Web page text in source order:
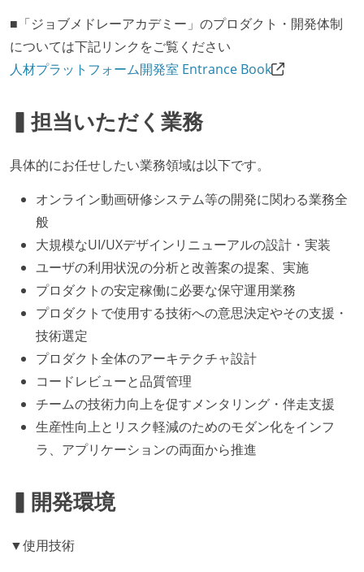
■「ジョブメドレーアカデミー」のプロダクト・開発体制
については下記リンクをご覧ください
人材プラットフォーム開発室 Entrance Book
▍担当いただく業務
具体的にお任せしたい業務領域は以下です。
オンライン動画研修システム等の開発に関わる業務全
般
大規模なUI/UXデザインリニューアルの設計・実装
ユーザの利用状況の分析と改善案の提案、実施
プロダクトの安定稼働に必要な保守運用業務
プロダクトで使用する技術への意思決定やその支援・
技術選定
プロダクト全体のアーキテクチャ設計
コードレビューと品質管理
チームの技術力向上を促すメンタリング・伴走支援
生産性向上とリスク軽減のためのモダン化をインフ
ラ、アプリケーションの両面から推進
▍開発環境
▼使用技術